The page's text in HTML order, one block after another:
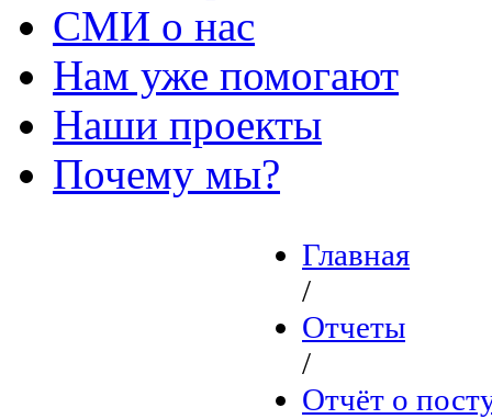
СМИ о нас
Нам уже помогают
Наши проекты
Почему мы?
Главная
/
Отчеты
/
Отчёт о